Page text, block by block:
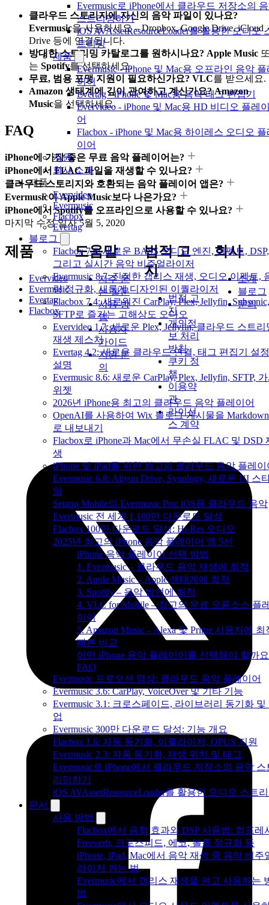
Evermusic로 iPhone에서 클라우드 저장소의
스트리밍하기
iOS AVAssetResourceLoader를 활용한 오디오
트리밍
제품
Evermusic - iPhone 및 Mac용 오프라인 음악 플
이어
Evertag - iPhone 및 Mac용 음악 태그 편집기
Evervideo - iPhone 및 Mac용 HD 비디오 플레
어
Flacbox - iPhone 및 Mac용 하이레스 오디오 플
이어
지원
회사 소개
제품
Evervideo
Evermusic
Flacbox
Evertag
블로그
Flacbox 7.6: 새로운 BASS 오디오 엔진, 이펙트, DSP,
그리고 실시간 음악 비주얼라이저
Evermusic 8.7: 진정한 갭리스 재생, 오디오 이펙트,
량 정규화, 새롭게 디자인된 이퀄라이저
Flacbox 7.4: 새로워진 CarPlay, Plex, Jellyfin, Subsonic,
SFTP로 즐기는 고해상도 오디오
Evervideo 1.7: 새로운 Plex, Jellyfin, 클라우드 스트리
재생 제스처
Evertag 4.2: 새로운 클라우드 연결, 태그 편집기 설정
설명
Evermusic 8.6: 새로운 CarPlay, Plex, Jellyfin, SFTP,
위젯
2026년 iPhone용 최고의 클라우드 음악 플레이어
OpenAI를 사용하여 Wix 블로그 게시물을
로 내보내기
Flacbox로 iPhone과 Mac에서 무손실 FLAC 및 DSD
생
iPhone 및 iPad를 위한 최고의 클라우드 음악 플레이
Evermusic 6.8: Aliyun Drive, Synology, 새로운 UI 스
일
Setapp Mobile의 Evermusic Pro: iOS용 클라우드 음악
Evermusic 전 세계 1,100만 다운로드 달성
Flacbox 100만 다운로드 달성: Hi-Res 오디오
2025년 최고의 iPhone 음악 플레이어 앱 5선
iPhone 음악 플레이어 선택 방법
1. Evermusic – 클라우드 음악 재생에 최적
2. Apple Music – Apple 생태계에 최적
3. Spotify – 음악 발견에 최적
4. VLC for Mobile – 최고의 무료 오픈소스 플
이어
5. Amazon Music – Alexa 및 Prime 사용자에 최
빠른 비교
어떤 iPhone 음악 플레이어를 선택해야 할까
FAQ
Evermusic 프로모션 영상: 클라우드 음악 플레이어
Evermusic 3.6: CarPlay, VoiceOver 및 기타 기능
Evermusic 3.1: 크로스페이드, 라이브러리 동기화 및
업
Evermusic 300만 다운로드 달성: 기능 개요
Flacbox 1.6: 자동 동기화, 이퀄라이저, OPUS 지원
Evermusic 2.3: 자동 동기화, 재생 위치 및 태그
Evermusic로 iPhone에서 클라우드 저장소의 음악 스
리밍하기
iOS AVAssetResourceLoader를 활용한 오디오 스트
문서
사용 방법
Flacbox에서 음향 효과와 DSP 사용법: 컴프레
Freeverb, 크로스피드, 에코, 볼륨 정규화 등
iPhone, iPad, Mac에서 음악 재생 중 음악 비주
라이저 켜는 법
Evermusic에서 갭리스 재생을 켜고 사용하는
법
클라우드 스토리지에 자신의 음악 파일이 있나요?
Evermusic을 사용하세요 – Dropbox, Google Drive, iCloud
Drive 등에 연결됩니다.
방대한 스트리밍 카탈로그를 원하시나요? Apple Music
는 Spotify를 선택하세요.
무료, 범용 포맷 지원이 필요하신가요? VLC를 받으세요.
Amazon 생태계에 깊이 관여하고 계신가요? Amazon
Music을 선택하세요.
FAQ
iPhone에 가장 좋은 무료 음악 플레이어는?
iPhone에서 FLAC 파일을 재생할 수 있나요?
클라우드 스토리지와 호환되는 음악 플레이어 앱은?
Evermusic이 Apple Music보다 나은가요?
iPhone에서 Spotify를 오프라인으로 사용할 수 있나요?
마지막 수정 일자5월 5, 2020
제품
Evervideo
Evermusic
Evertag
Flacbox
도움말
자주 묻
는 질문
사용 방
법
사용자
가이드
지원 문
의
법적 고
지
법적 고
지
개인정
보 처리
방침
쿠키 정
책
이용약
관
라이선
스 계약
회사
소개
블로그
문의